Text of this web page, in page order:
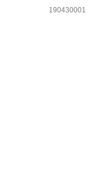
190430001